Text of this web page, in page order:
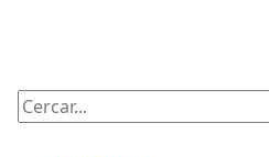
Cercar: